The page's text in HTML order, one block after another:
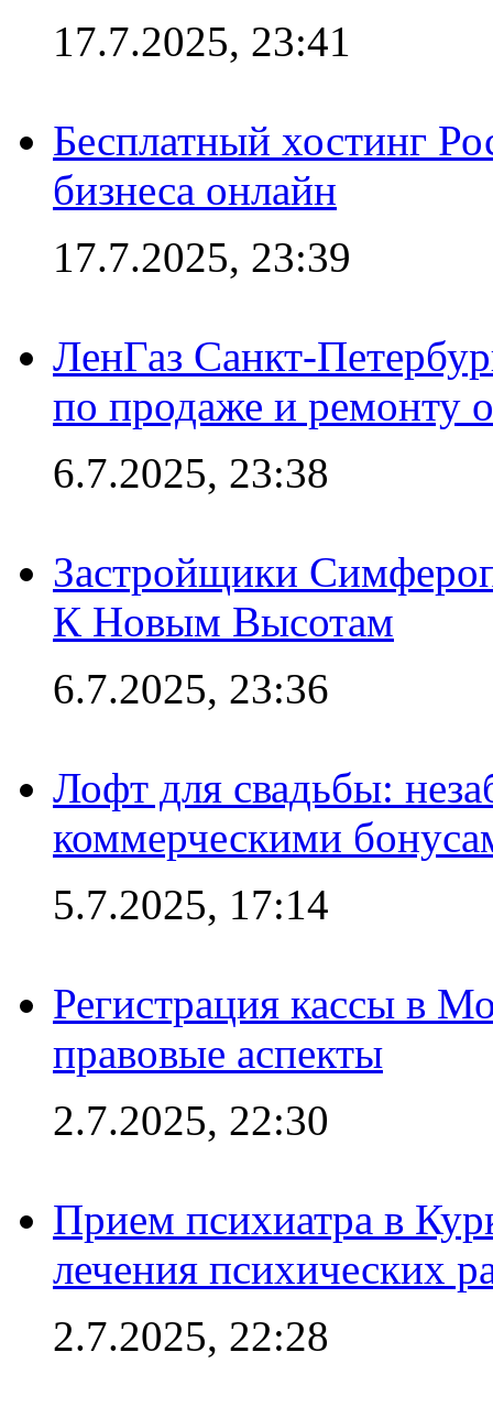
17.7.2025, 23:41
Бесплатный хостинг
бизнеса онлайн
17.7.2025, 23:39
ЛенГаз Санкт-
по продаже и ремонту
6.7.2025, 23:38
Застройщики
К Новым Высотам
6.7.2025, 23:36
Лофт для свадьбы:
коммерческими
5.7.2025, 17:14
Регистрация кассы в
правовые аспекты
2.7.2025, 22:30
Прием психиатра в
лечения психических
2.7.2025, 22:28